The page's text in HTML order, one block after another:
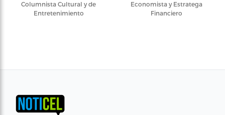
Columnista Cultural y de
Entretenimiento
Economista y Estratega
Financiero